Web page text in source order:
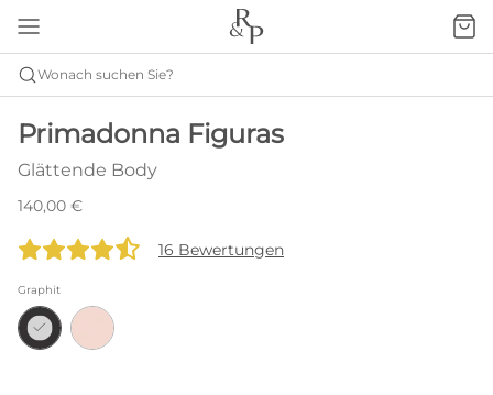
Wonach suchen Sie?
Primadonna Figuras
Glättende Body
140,00 €
16 Bewertungen
Graphit